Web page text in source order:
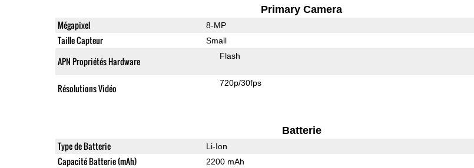
Primary Camera
Mégapixel 8-MP
Taille Capteur Small
APN Propriétés Hardware Flash
Résolutions Vidéo 720p/30fps
Batterie
Type de Batterie Li-Ion
Capacité Batterie (mAh) 2200 mAh